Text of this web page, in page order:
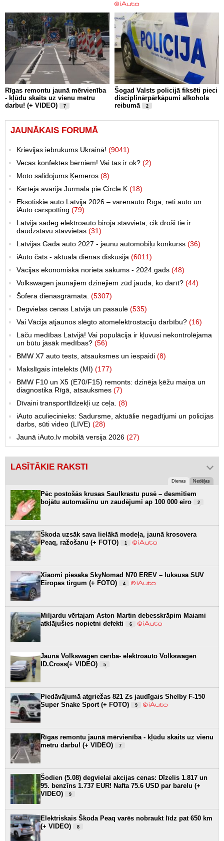
Rīgas remontu jaunā mērvienība
- kļūdu skaits uz vienu metru
darbu! (+ VIDEO)
7
Šogad Valsts policijā fiksēti pieci
disciplinārpārkāpumi alkohola
reibumā
2
JAUNĀKAIS FORUMĀ
Krievijas iebrukums Ukrainā! (9041)
Vecas konfektes bērniem! Vai tas ir ok? (2)
Moto salidojums Ķemeros (8)
Kārtējā avārija Jūrmalā pie Circle K (18)
Eksotiskie auto Latvijā 2026 – varenauto Rīgā, reti auto un
iAuto carspotting (79)
Latvijā sadeg elektroauto biroja stāvvietā, cik droši tie ir
daudzstāvu stāvvietās (31)
Latvijas Gada auto 2027 - jaunu automobiļu konkurss (36)
iAuto čats - aktuālā dienas diskusija (6011)
Vācijas ekonomiskā norieta sākums - 2024.gads (48)
Volkswagen jaunajiem dzinējiem zūd jauda, ko darīt? (44)
Šofera dienasgrāmata. (5307)
Degvielas cenas Latvijā un pasaulē (535)
Vai Vācija atjaunos slēgto atomelektrostaciju darbību? (16)
Lāču medības Latvijā! Vai populācija ir kļuvusi nekontrolējama
un būtu jāsāk medības? (56)
BMW X7 auto tests, atsauksmes un iespaidi (8)
Makslīgais intelekts (MI) (177)
BMW F10 un X5 (E70/F15) remonts: dzinēja ķēžu maiņa un
diagnostika Rīgā, atsauksmes (7)
Dīvaini transportlīdzekļi uz ceļa. (8)
iAuto aculiecinieks: Sadursme, aktuālie negadījumi un policijas
darbs, sūti video (LIVE) (28)
Jaunā iAuto.lv mobilā versija 2026 (27)
LASĪTĀKIE RAKSTI
Dienas Nedēļas
Pēc postošās krusas Saulkrastu pusē – desmitiem
bojātu automašīnu un zaudējumi ap 100 000 eiro
2
Škoda uzsāk sava lielākā modeļa, jaunā krosovera
Peaq, ražošanu (+ FOTO)
1
Xiaomi piesaka SkyNomad N70 EREV – luksusa SUV
Eiropas tirgum (+ FOTO)
4
Miljardu vērtajam Aston Martin debesskrāpim Maiami
atklājušies nopietni defekti
6
Jaunā Volkswagen cerība- elektroauto Volkswagen
ID.Cross(+ VIDEO)
5
Piedāvājumā atgriežas 821 Zs jaudīgais Shelby F-150
Super Snake Sport (+ FOTO)
9
Rīgas remontu jaunā mērvienība - kļūdu skaits uz vienu
metru darbu! (+ VIDEO)
7
Šodien (5.08) degvielai akcijas cenas: Dīzelis 1.817 un
95. benzīns 1.737 EUR! Nafta 75.6 USD par barelu (+
VIDEO)
9
Elektriskais Škoda Peaq varēs nobraukt līdz pat 650 km
(+ VIDEO)
8